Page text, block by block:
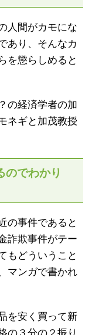
人間がカモにな
あり、そんなカ
を懲らしめると
の経済学者の加
ネギと加茂教授
のでわかり
の事件であると
詐欺事件がテー
もどういうこと
マンガで書かれ
を安く買って新
の３分の２振り